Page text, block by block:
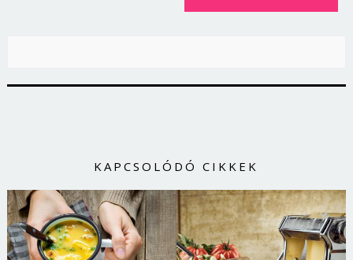
KAPCSOLÓDÓ CIKKEK